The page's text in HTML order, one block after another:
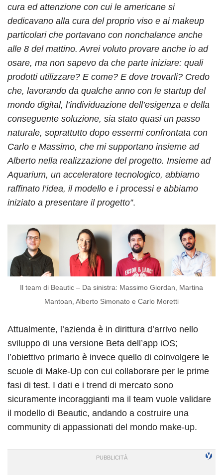
cura ed attenzione con cui le americane si
dedicavano alla cura del proprio viso e ai makeup
particolari che portavano con nonchalance anche
alle 8 del mattino. Avrei voluto provare anche io ad
osare, ma non sapevo da che parte iniziare: quali
prodotti utilizzare? E come? E dove trovarli? Credo
che, lavorando da qualche anno con le startup del
mondo digital, l’individuazione dell’esigenza e della
conseguente soluzione, sia stato quasi un passo
naturale, soprattutto dopo essermi confrontata con
Carlo e Massimo, che mi supportano insieme ad
Alberto nella realizzazione del progetto. Insieme ad
Aquarium, un acceleratore tecnologico, abbiamo
raffinato l’idea, il modello e i processi e abbiamo
iniziato a presentare il progetto”.
Il team di Beautic – Da sinistra: Massimo Giordan, Martina
Mantoan, Alberto Simonato e Carlo Moretti
Attualmente, l’azienda è in dirittura d’arrivo nello
sviluppo di una versione Beta dell’app iOS;
l’obiettivo primario è invece quello di coinvolgere le
scuole di Make-Up con cui collaborare per le prime
fasi di test. I dati e i trend di mercato sono
sicuramente incoraggianti ma il team vuole validare
il modello di Beautic, andando a costruire una
community di appassionati del mondo make-up.